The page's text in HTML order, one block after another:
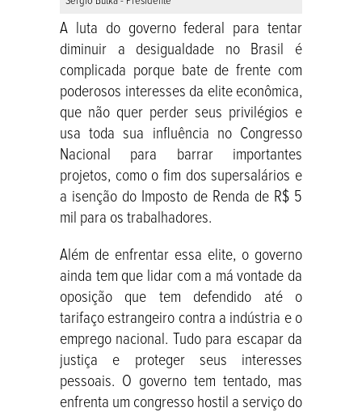
A luta do governo federal para tentar
diminuir a desigualdade no Brasil é
complicada porque bate de frente com
poderosos interesses da elite econômica,
que não quer perder seus privilégios e
usa toda sua influência no Congresso
Nacional para barrar importantes
projetos, como o fim dos supersalários e
a isenção do Imposto de Renda de R$ 5
mil para os trabalhadores.
Além de enfrentar essa elite, o governo
ainda tem que lidar com a má vontade da
oposição que tem defendido até o
tarifaço estrangeiro contra a indústria e o
emprego nacional. Tudo para escapar da
justiça e proteger seus interesses
pessoais. O governo tem tentado, mas
enfrenta um congresso hostil a serviço do